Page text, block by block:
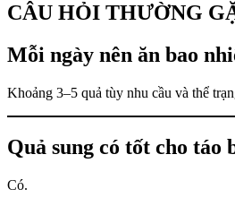
CÂU HỎI THƯỜNG
Mỗi ngày nên ăn bao
Khoảng 3–5 quả tùy nhu cầu và thể
Quả sung có tốt cho táo
Có.